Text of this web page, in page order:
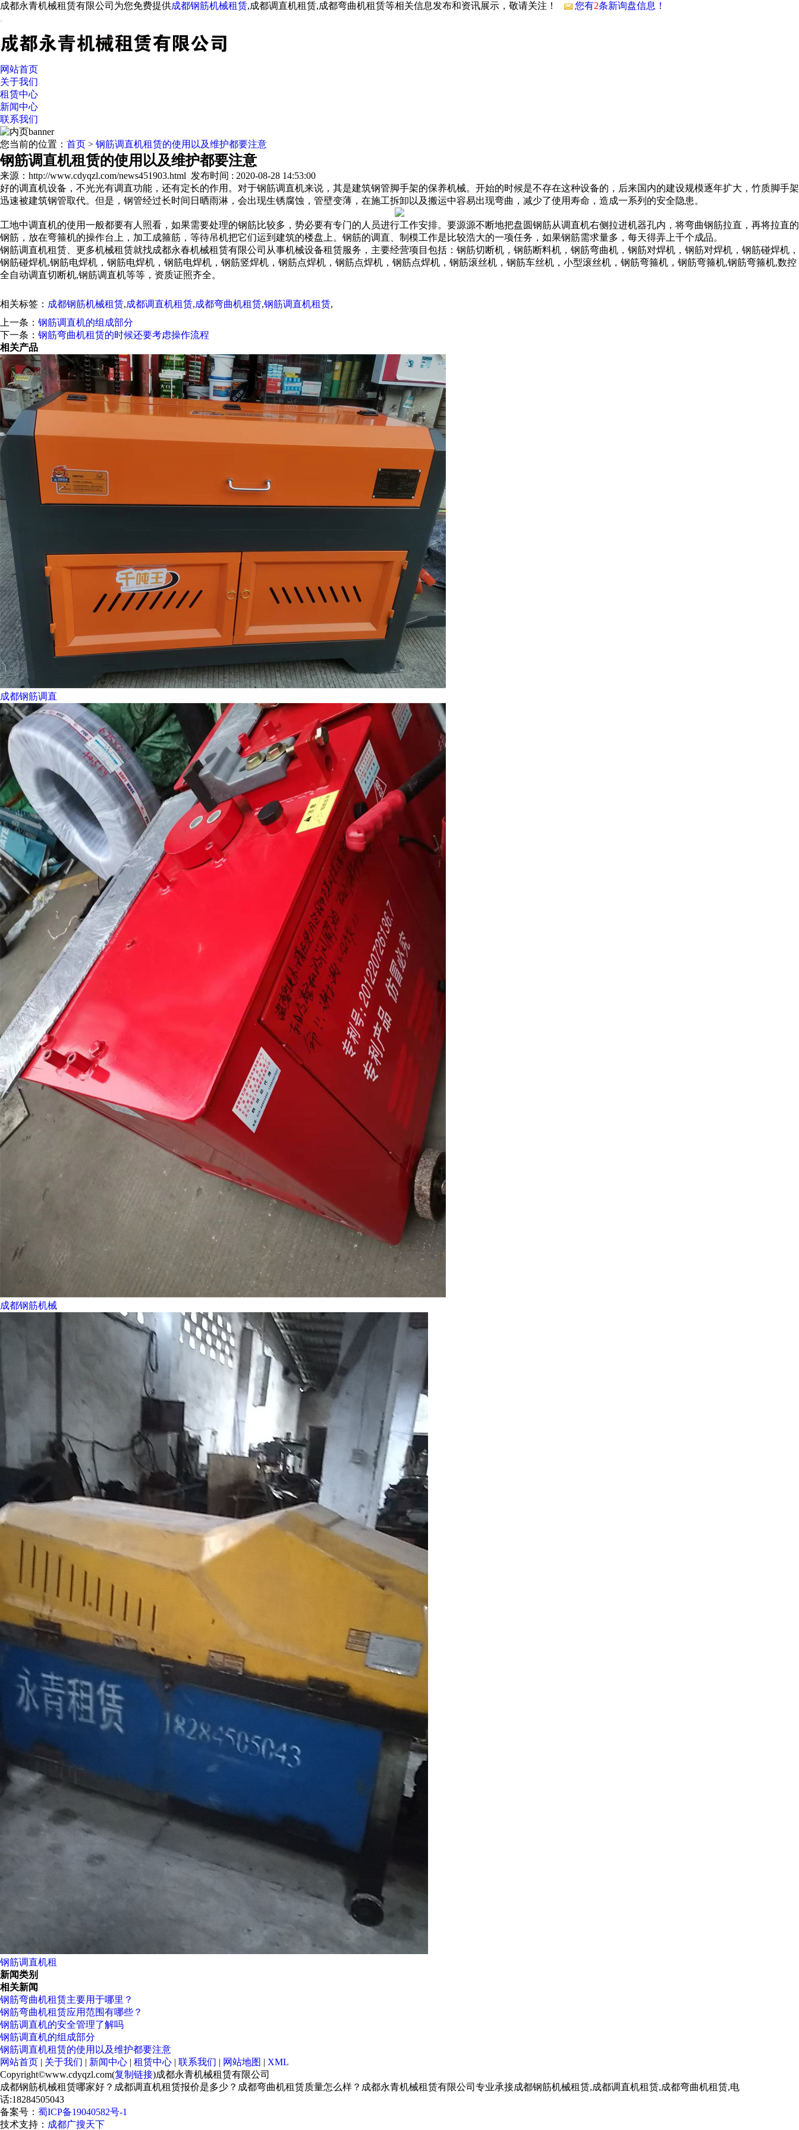
成都永青机械租赁有限公司为您免费提供成都钢筋机械租赁,成都调直机租赁,成都弯曲机租赁等相关信息发布和资讯展示，敬请关注！ 您有2条新询盘信息！
网站首页
关于我们
租赁中心
新闻中心
联系我们
您当前的位置： 首页 > 钢筋调直机租赁的使用以及维护都要注意
钢筋调直机租赁的使用以及维护都要注意
来源：http://www.cdyqzl.com/news451903.html 发布时间 : 2020-08-28 14:53:00
好的调直机设备，不光光有调直功能，还有定长的作用。对于钢筋调直机来说，其是建筑钢管脚手架的保养机械。开始的时候是不存在这种设备的，后来国内的建设规模逐年扩大，竹质脚手架
迅速被建筑钢管取代。但是，钢管经过长时间日晒雨淋，会出现生锈腐蚀，管壁变薄，在施工拆卸以及搬运中容易出现弯曲，减少了使用寿命，造成一系列的安全隐患。
工地中调直机的使用一般都要有人照看，如果需要处理的钢筋比较多，势必要有专门的人员进行工作安排。要源源不断地把盘圆钢筋从调直机右侧拉进机器孔内，将弯曲钢筋拉直，再将拉直的
钢筋，放在弯箍机的操作台上，加工成箍筋，等待吊机把它们运到建筑的楼盘上。钢筋的调直、制模工作是比较浩大的一项任务，如果钢筋需求量多，每天得弄上千个成品。
钢筋调直机租赁、更多机械租赁就找成都永春机械租赁有限公司从事机械设备租赁服务，主要经营项目包括：钢筋切断机，钢筋断料机，钢筋弯曲机，钢筋对焊机，钢筋对焊机，钢筋碰焊机，
钢筋碰焊机,钢筋电焊机，钢筋电焊机，钢筋电焊机，钢筋竖焊机，钢筋点焊机，钢筋点焊机，钢筋点焊机，钢筋滚丝机，钢筋车丝机，小型滚丝机，钢筋弯箍机，钢筋弯箍机,钢筋弯箍机,数控
全自动调直切断机,钢筋调直机等等，资质证照齐全。
相关标签： 成都钢筋机械租赁,成都调直机租赁,成都弯曲机租赁,钢筋调直机租赁,
上一条： 钢筋调直机的组成部分
下一条： 钢筋弯曲机租赁的时候还要考虑操作流程
相关产品
成都钢筋调直
成都钢筋机械
钢筋调直机租
新闻类别
相关新闻
钢筋弯曲机租赁主要用于哪里？
钢筋弯曲机租赁应用范围有哪些？
钢筋调直机的安全管理了解吗
钢筋调直机的组成部分
钢筋调直机租赁的使用以及维护都要注意
网站首页 | 关于我们 | 新闻中心 | 租赁中心 | 联系我们 | 网站地图 | XML
Copyright©www.cdyqzl.com(复制链接)成都永青机械租赁有限公司
成都钢筋机械租赁哪家好？成都调直机租赁报价是多少？成都弯曲机租赁质量怎么样？成都永青机械租赁有限公司专业承接成都钢筋机械租赁,成都调直机租赁,成都弯曲机租赁,电
话:18284505043
备案号： 蜀ICP备19040582号-1
技术支持： 成都广搜天下